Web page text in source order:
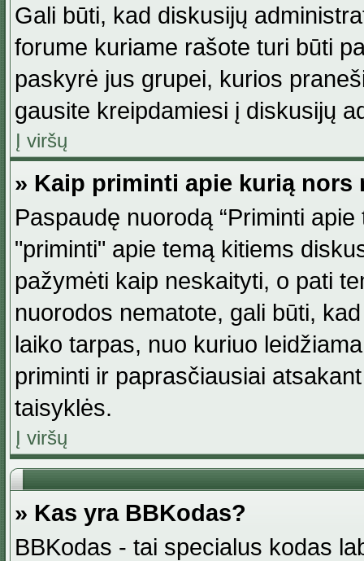
Gali būti, kad diskusijų
forume kuriame rašote turi būti
paskyrė jus grupei, kurios
gausite kreipdamiesi į diskusijų
Į viršų
» Kaip priminti apie kurią nors
Paspaudę nuorodą “Priminti
"priminti" apie temą kitiems
pažymėti kaip neskaityti, o pati
nuorodos nematote, gali būti,
laiko tarpas, nuo kuriuo
priminti ir paprasčiausiai
taisyklės.
Į viršų
» Kas yra BBKodas?
BBKodas - tai specialus kodas